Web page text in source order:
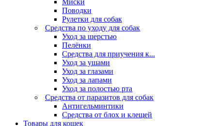
Миски
Поводки
Рулетки для собак
Средства по уходу для собак
Уход за шерстью
Пелёнки
Средства для приучения к...
Уход за ушами
Уход за глазами
Уход за лапами
Уход за полостью рта
Средства от паразитов для собак
Антигельминтики
Средства от блох и клещей
Товары для кошек